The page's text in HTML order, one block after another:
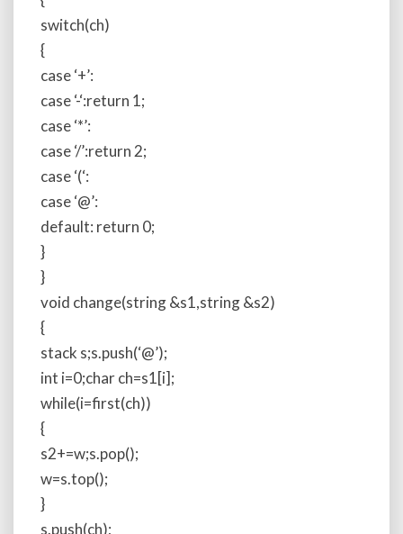
switch(ch)
{
case ‘+’:
case ‘-‘:return 1;
case ‘*’:
case ‘/’:return 2;
case ‘(‘:
case ‘@’:
default: return 0;
}
}
void change(string &s1,string &s2)
{
stack s;s.push(‘@’);
int i=0;char ch=s1[i];
while(i=first(ch))
{
s2+=w;s.pop();
w=s.top();
}
s.push(ch);